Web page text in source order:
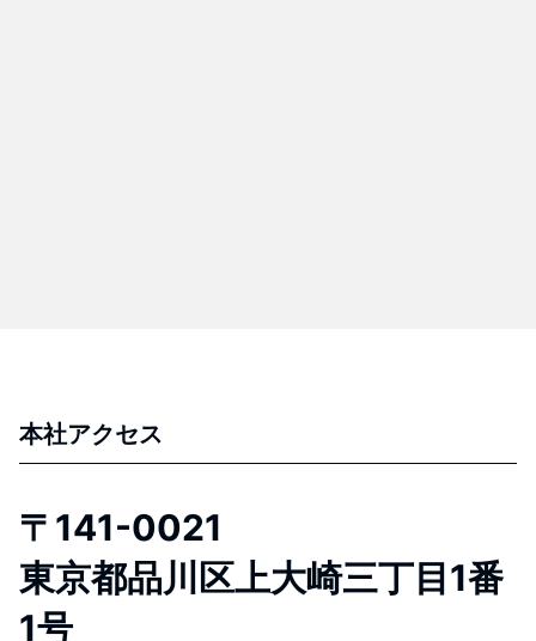
本社アクセス
〒141-0021
東京都品川区上大崎三丁目1番
1号